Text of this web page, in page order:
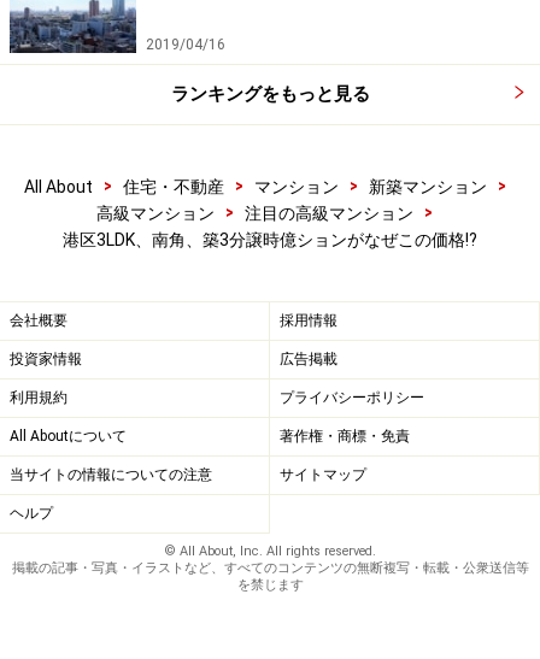
2019/04/16
ランキングをもっと見る
All About > 住宅・不動産 > マンション > 新築マンション
>
高級マンション
> 注目の高級マンション
>
港区3LDK、南角、築3分譲時億ションがなぜこの価格!?
会社概要 採用情報
投資家情報 広告掲載
利用規約 プライバシーポリシー
All Aboutについて 著作権・商標・免責
当サイトの情報についての注意 サイトマップ
ヘルプ
© All About, Inc. All rights reserved.
掲載の記事・写真・イラストなど、すべてのコンテンツの無断複写・転載・公衆送信等
を禁じます